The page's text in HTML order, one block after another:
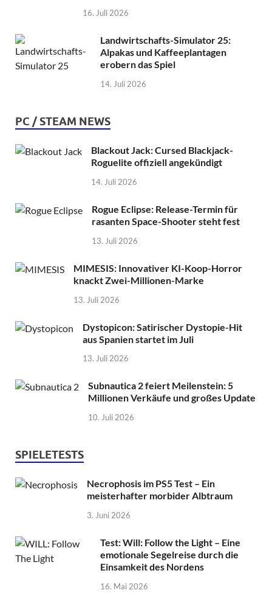
16. Juli 2026
Landwirtschafts-Simulator 25:
Alpakas und Kaffeeplantagen
erobern das Spiel
14. Juli 2026
PC / STEAM NEWS
Blackout Jack: Cursed Blackjack-
Roguelite offiziell angekündigt
14. Juli 2026
Rogue Eclipse: Release-Termin für
rasanten Space-Shooter steht fest
13. Juli 2026
MIMESIS: Innovativer KI-Koop-Horror
knackt Zwei-Millionen-Marke
13. Juli 2026
Dystopicon: Satirischer Dystopie-Hit
aus Spanien startet im Juli
13. Juli 2026
Subnautica 2 feiert Meilenstein: 5
Millionen Verkäufe und großes Update
10. Juli 2026
SPIELETESTS
Necrophosis im PS5 Test – Ein
meisterhafter morbider Albtraum
3. Juni 2026
Test: Will: Follow the Light – Eine
emotionale Segelreise durch die
Einsamkeit des Nordens
16. Mai 2026